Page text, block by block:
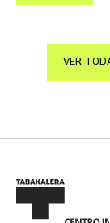
VER